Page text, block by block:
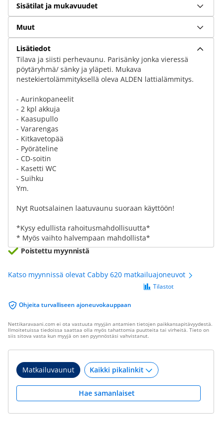
Sisätilat ja mukavuudet
Muut
Lisätiedot
Tilava ja siisti perhevaunu. Parisänky jonka vieressä
pöytäryhmä/ sänky ja yläpeti. Mukava
nestekiertolämmityksellä oleva ALDEN lattialämmitys.
- Aurinkopaneelit
- 2 kpl akkuja
- Kaasupullo
- Vararengas
- Kitkavetopää
- Pyöräteline
- CD-soitin
- Kasetti WC
- Suihku
Ym.
Nyt Ruotsalainen laatuvaunu suoraan käyttöön!
*Kysy edullista rahoitusmahdollisuutta*
* Myös vaihto halvempaan mahdollista*
Poistettu myynnistä
Katso myynnissä olevat Cabby 620 matkailuajoneuvot
Ohjeita turvalliseen ajoneuvokauppaan
Tilastot
Nettikaravaani.com ei ota vastuuta myyjän antamien tietojen paikkansapitävyydestä.
Ilmoitetuissa tiedoissa saattaa olla myös tahattomia puutteita tai virheitä. Tieto on
siis sitova vasta kun myyjä on sen pyynnöstäsi vahvistanut.
Matkailuvaunut
Hae samanlaiset